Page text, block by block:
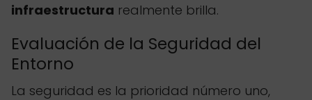
infraestructura realmente brilla.
Evaluación de la Seguridad del
Entorno
La seguridad es la prioridad número uno,